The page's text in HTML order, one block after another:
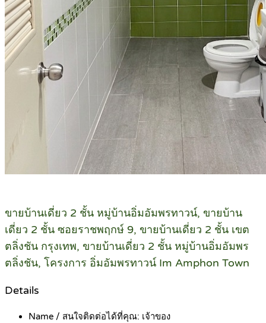
ขายบ้านเดี่ยว 2 ชั้น หมู่บ้านอิ่มอัมพรทาวน์, ขายบ้าน
เดี่ยว 2 ชั้น ซอยราชพฤกษ์ 9, ขายบ้านเดี่ยว 2 ชั้น เขต
ตลิ่งชัน กรุงเทพ, ขายบ้านเดี่ยว 2 ชั้น หมู่บ้านอิ่มอัมพร
ตลิ่งชัน, โครงการ อิ่มอัมพรทาวน์ Im Amphon Town
Details
Name / สนใจติดต่อได้ที่คุณ: เจ้าของ